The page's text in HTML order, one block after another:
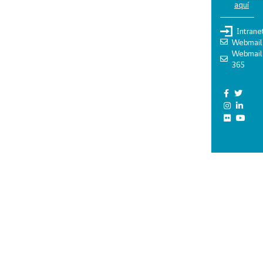
aquí
Webmail
Webmail
365